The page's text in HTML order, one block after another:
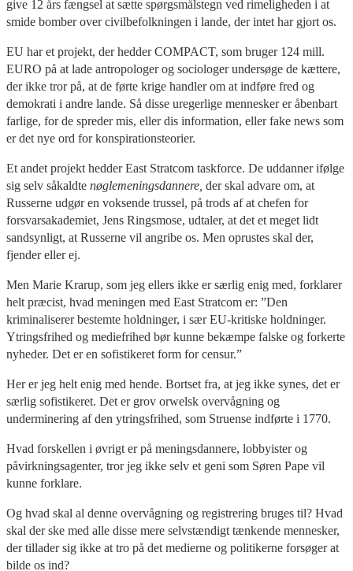
give 12 års fængsel at sætte spørgsmålstegn ved rimeligheden i at
smide bomber over civilbefolkningen i lande, der intet har gjort os.
EU har et projekt, der hedder COMPACT, som bruger 124 mill.
EURO på at lade antropologer og sociologer undersøge de kættere,
der ikke tror på, at de førte krige handler om at indføre fred og
demokrati i andre lande. Så disse uregerlige mennesker er åbenbart
farlige, for de spreder mis, eller dis information, eller fake news som
er det nye ord for konspirationsteorier.
Et andet projekt hedder East Stratcom taskforce. De uddanner ifølge
sig selv såkaldte nøglemeningsdannere, der skal advare om, at
Russerne udgør en voksende trussel, på trods af at chefen for
forsvarsakademiet, Jens Ringsmose, udtaler, at det et meget lidt
sandsynligt, at Russerne vil angribe os. Men oprustes skal der,
fjender eller ej.
Men Marie Krarup, som jeg ellers ikke er særlig enig med, forklarer
helt præcist, hvad meningen med East Stratcom er: ”Den
kriminaliserer bestemte holdninger, i sær EU-kritiske holdninger.
Ytringsfrihed og mediefrihed bør kunne bekæmpe falske og forkerte
nyheder. Det er en sofistikeret form for censur.”
Her er jeg helt enig med hende. Bortset fra, at jeg ikke synes, det er
særlig sofistikeret. Det er grov orwelsk overvågning og
underminering af den ytringsfrihed, som Struense indførte i 1770.
Hvad forskellen i øvrigt er på meningsdannere, lobbyister og
påvirkningsagenter, tror jeg ikke selv et geni som Søren Pape vil
kunne forklare.
Og hvad skal al denne overvågning og registrering bruges til? Hvad
skal der ske med alle disse mere selvstændigt tænkende mennesker,
der tillader sig ikke at tro på det medierne og politikerne forsøger at
bilde os ind?